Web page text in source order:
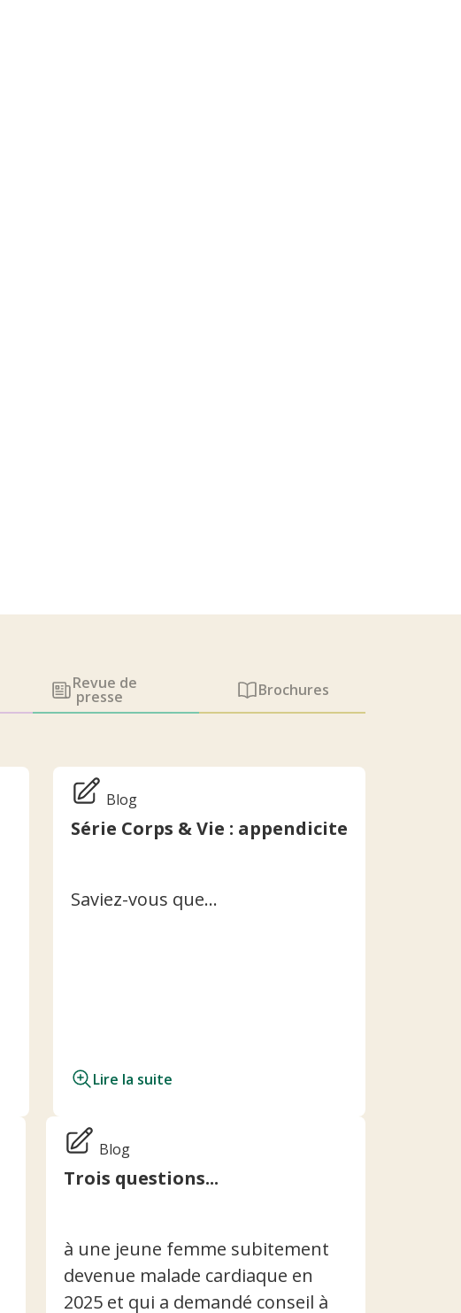
Revue de
presse Brochures
Blog
Série Corps & Vie : appendicite
Saviez-vous que…
Lire la suite
Blog
Trois questions...
à une jeune femme subitement
devenue malade cardiaque en
2025 et qui a demandé conseil à